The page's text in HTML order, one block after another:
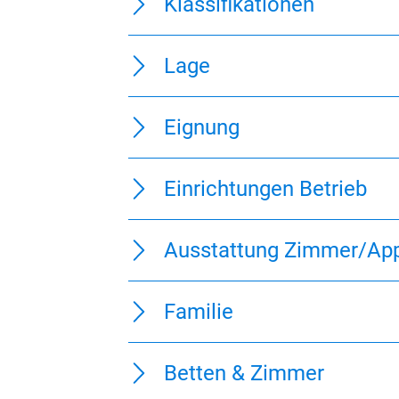
Lage
Eignung
Einrichtungen Betrieb
Ausstattung Zimmer/
Familie
Betten & Zimmer